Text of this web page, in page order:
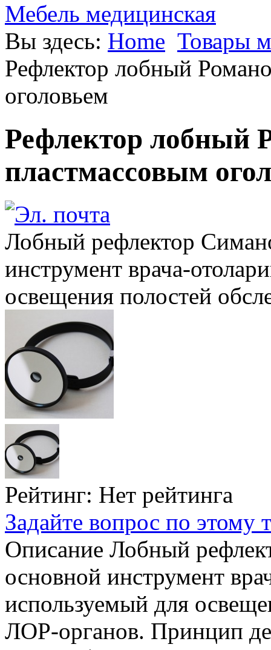
Мебель медицинская
Вы здесь: Home Товары
Рефлектор лобный
оголовьем
Рефлектор лобный
пластмассовым
Лобный рефлектор
инструмент врача-
освещения полостей
Рейтинг: Нет рейтинга
Задайте вопрос по этому
Описание Лобный
основной инструмент
используемый для
ЛОР-органов. Принцип